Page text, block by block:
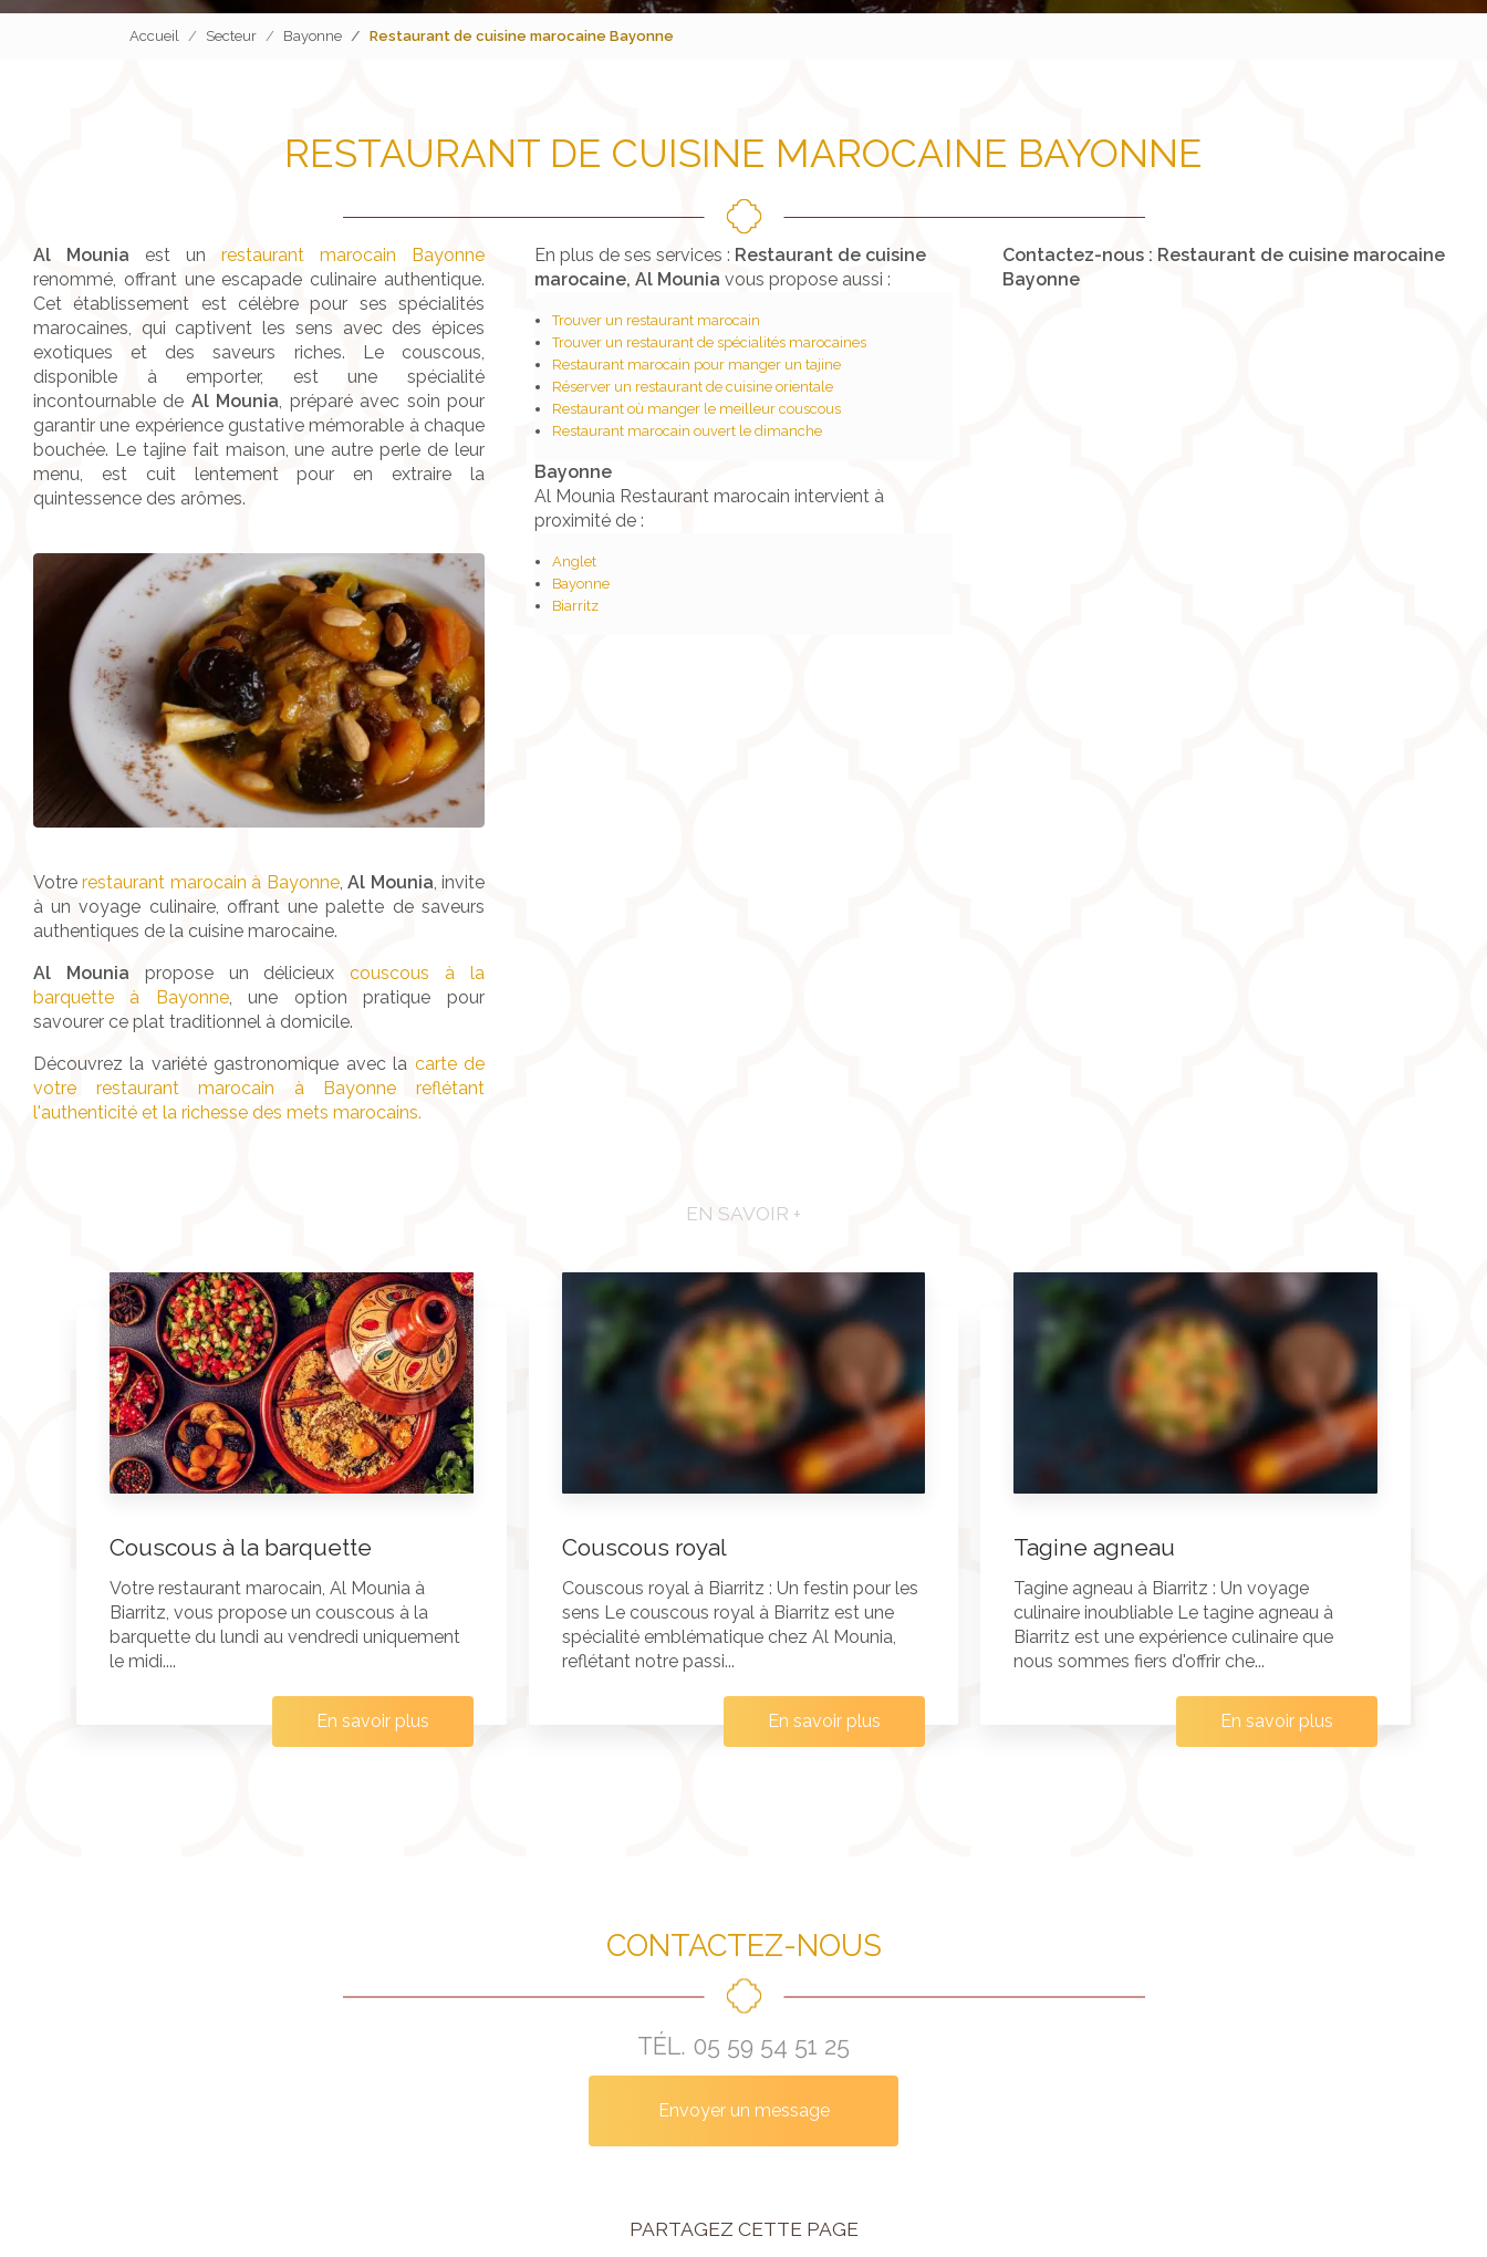
Accueil Secteur Bayonne Restaurant de cuisine marocaine Bayonne
RESTAURANT DE CUISINE MAROCAINE BAYONNE
Al Mounia est un restaurant marocain Bayonne
renommé, offrant une escapade culinaire authentique.
Cet établissement est célèbre pour ses spécialités
marocaines, qui captivent les sens avec des épices
exotiques et des saveurs riches. Le couscous,
disponible à emporter, est une spécialité
incontournable de Al Mounia, préparé avec soin pour
garantir une expérience gustative mémorable à chaque
bouchée. Le tajine fait maison, une autre perle de leur
menu, est cuit lentement pour en extraire la
quintessence des arômes.
Votrerestaurant marocain à Bayonne,Al Mounia , invite
à un voyage culinaire, offrant une palette de saveurs
authentiques de la cuisine marocaine.
Al Mounia propose un délicieuxcouscous à la
barquette à Bayonne , une option pratique pour
savourer ce plat traditionnel à domicile.
Découvrez la variété gastronomique avec la carte de
votre restaurant marocain à Bayonne reflétant
l'authenticité et la richesse des mets marocains.
En plus de ses services : Restaurant de cuisine
marocaine, Al Mounia vous propose aussi :
Trouver un restaurant marocain
Trouver un restaurant de spécialités marocaines
Restaurant marocain pour manger un tajine
Réserver un restaurant de cuisine orientale
Restaurant où manger le meilleur couscous
Restaurant marocain ouvert le dimanche
Bayonne
Al Mounia Restaurant marocain intervient à
proximité de :
Anglet
Bayonne
Biarritz
Contactez-nous : Restaurant de cuisine marocaine
Bayonne
EN SAVOIR +
Couscous à la barquette
Votre restaurant marocain, Al Mounia à
Biarritz, vous propose un couscous à la
barquette du lundi au vendredi uniquement
le midi....
En savoir plus
Couscous royal
Couscous royal à Biarritz : Un festin pour les
sens Le couscous royal à Biarritz est une
spécialité emblématique chez Al Mounia,
reflétant notre passi...
En savoir plus
Tagine agneau
Tagine agneau à Biarritz : Un voyage
culinaire inoubliable Le tagine agneau à
Biarritz est une expérience culinaire que
nous sommes fiers d'offrir che...
En savoir plus
CONTACTEZ-NOUS
TÉL. 05 59 54 51 25
Envoyer un message
PARTAGEZ CETTE PAGE